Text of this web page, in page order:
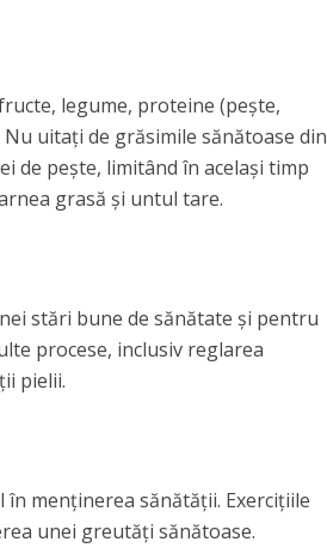
legume, proteine (pește,
uitați de grăsimile sănătoase din
de pește, limitând în același timp
grasă și untul tare.
stări bune de sănătate și pentru
procese, inclusiv reglarea
pielii.
menținerea sănătății. Exercițiile
unei greutăți sănătoase.